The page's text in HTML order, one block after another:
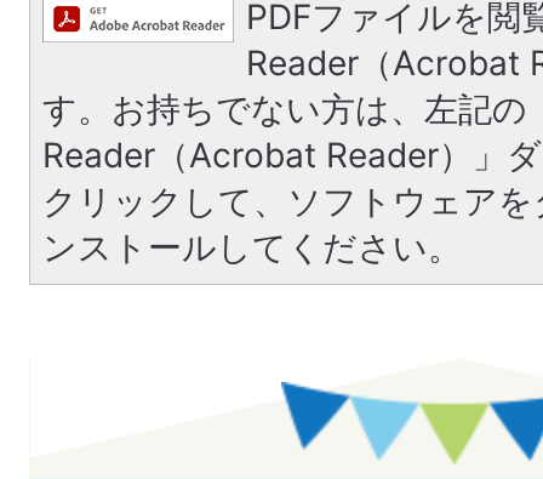
PDFファイルを閲
Reader（Acrobat
す。お持ちでない方は、左記の
Reader（Acrobat Reader）」
クリックして、ソフトウェア
ンストールしてください。